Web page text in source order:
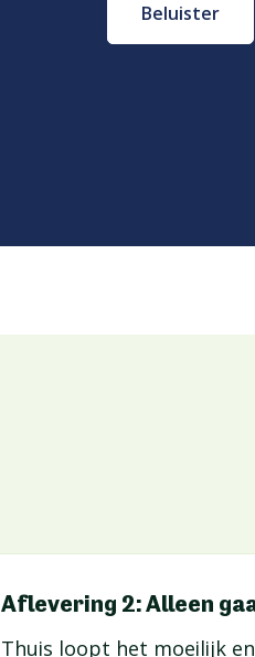
Beluister
Aflevering 2: Alleen
Thuis loopt het moeilijk